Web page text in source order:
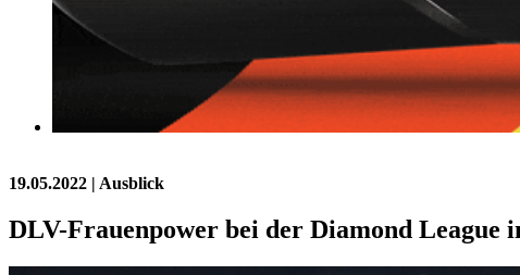
19.05.2022 | Ausblick
DLV-Frauenpower bei der Diamond League